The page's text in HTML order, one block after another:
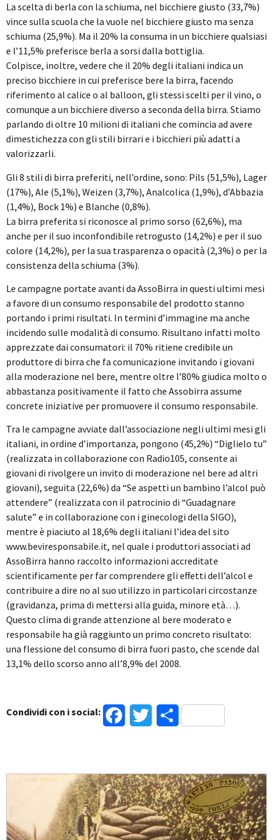
La scelta di berla con la schiuma, nel bicchiere giusto (33,7%)
vince sulla scuola che la vuole nel bicchiere giusto ma senza
schiuma (25,9%). Ma il 20% la consuma in un bicchiere qualsiasi
e l’11,5% preferisce berla a sorsi dalla bottiglia.
Colpisce, inoltre, vedere che il 20% degli italiani indica un
preciso bicchiere in cui preferisce bere la birra, facendo
riferimento al calice o al balloon, gli stessi scelti per il vino, o
comunque a un bicchiere diverso a seconda della birra. Stiamo
parlando di oltre 10 milioni di italiani che comincia ad avere
dimestichezza con gli stili birrari e i bicchieri più adatti a
valorizzarli.
Gli 8 stili di birra preferiti, nell’ordine, sono: Pils (51,5%), Lager
(17%), Ale (5,1%), Weizen (3,7%), Analcolica (1,9%), d’Abbazia
(1,4%), Bock 1%) e Blanche (0,8%).
La birra preferita si riconosce al primo sorso (62,6%), ma
anche per il suo inconfondibile retrogusto (14,2%) e per il suo
colore (14,2%), per la sua trasparenza o opacità (2,3%) o per la
consistenza della schiuma (3%).
Le campagne portate avanti da AssoBirra in questi ultimi mesi
a favore di un consumo responsabile del prodotto stanno
portando i primi risultati. In termini d’immagine ma anche
incidendo sulle modalità di consumo. Risultano infatti molto
apprezzate dai consumatori: il 70% ritiene credibile un
produttore di birra che fa comunicazione invitando i giovani
alla moderazione nel bere, mentre oltre l’80% giudica molto o
abbastanza positivamente il fatto che Assobirra assume
concrete iniziative per promuovere il consumo responsabile.
Tra le campagne avviate dall’associazione negli ultimi mesi gli
italiani, in ordine d’importanza, pongono (45,2%) “Diglielo tu”
(realizzata in collaborazione con Radio105, consente ai
giovani di rivolgere un invito di moderazione nel bere ad altri
giovani), seguita (22,6%) da “Se aspetti un bambino l’alcol può
attendere” (realizzata con il patrocinio di “Guadagnare
salute” e in collaborazione con i ginecologi della SIGO),
mentre è piaciuto al 18,6% degli italiani l’idea del sito
www.beviresponsabile.it, nel quale i produttori associati ad
AssoBirra hanno raccolto informazioni accreditate
scientificamente per far comprendere gli effetti dell’alcol e
contribuire a dire no al suo utilizzo in particolari circostanze
(gravidanza, prima di mettersi alla guida, minore età…).
Questo clima di grande attenzione al bere moderato e
responsabile ha già raggiunto un primo concreto risultato:
una flessione del consumo di birra fuori pasto, che scende dal
13,1% dello scorso anno all’8,9% del 2008.
Condividi con i social: FacebookTwitterCondividi